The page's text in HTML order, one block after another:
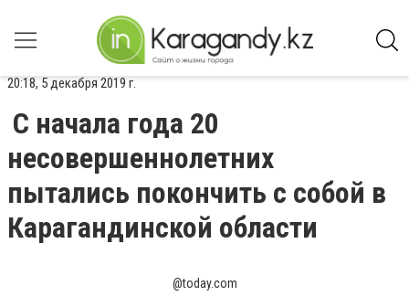
20:18, 5 декабря 2019 г.
С начала года 20
несовершеннолетних
пытались покончить с собой в
Карагандинской области
@today.com